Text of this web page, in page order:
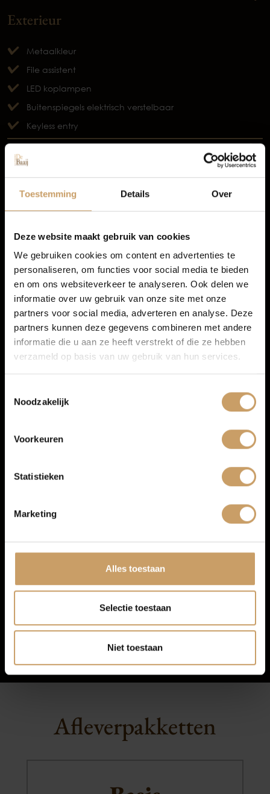
Toestemming Details Over
Deze website maakt gebruik van cookies
We gebruiken cookies om content en advertenties te
personaliseren, om functies voor social media te bieden
en om ons websiteverkeer te analyseren. Ook delen we
informatie over uw gebruik van onze site met onze
partners voor social media, adverteren en analyse. Deze
partners kunnen deze gegevens combineren met andere
informatie die u aan ze heeft verstrekt of die ze hebben
verzameld op basis van uw gebruik van hun services.
Noodzakelijk
Voorkeuren
Statistieken
Marketing
Alles toestaan
Selectie toestaan
Niet toestaan
Exterieur
Metaalkleur
File assistent
LED koplampen
Buitenspiegels elektrisch verstelbaar
Keyless entry
TOON MEER
Infotainment
Navigatiesysteem full map
Multimedia-voorbereiding
Afleverpakketten
Occasions
Autolease
Financiering
Autoverzekeringen
Verkoop
Auto onderhoud
Over Autobedrijf De Baaij
Afleverpakketten